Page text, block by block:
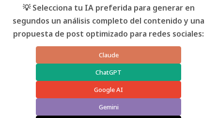
💡 Selecciona tu IA preferida para generar en
segundos un análisis completo del contenido y una
propuesta de post optimizado para redes sociales:
Claude
ChatGPT
Google AI
Gemini